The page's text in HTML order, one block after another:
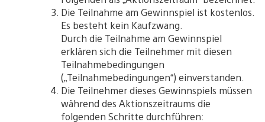
Die Teilnahme am Gewinnspiel ist kostenlos.
Es besteht kein Kaufzwang.
Durch die Teilnahme am Gewinnspiel
erklären sich die Teilnehmer mit diesen
Teilnahmebedingungen
(„Teilnahmebedingungen“) einverstanden.
Die Teilnehmer dieses Gewinnspiels müssen
während des Aktionszeitraums die
folgenden Schritte durchführen: